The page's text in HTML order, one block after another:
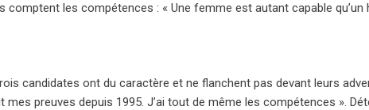
comptent les compétences : « Une femme est autant capable
candidates ont du caractère et ne flanchent pas devant leurs
mes preuves depuis 1995. J’ai tout de même les compétences ».